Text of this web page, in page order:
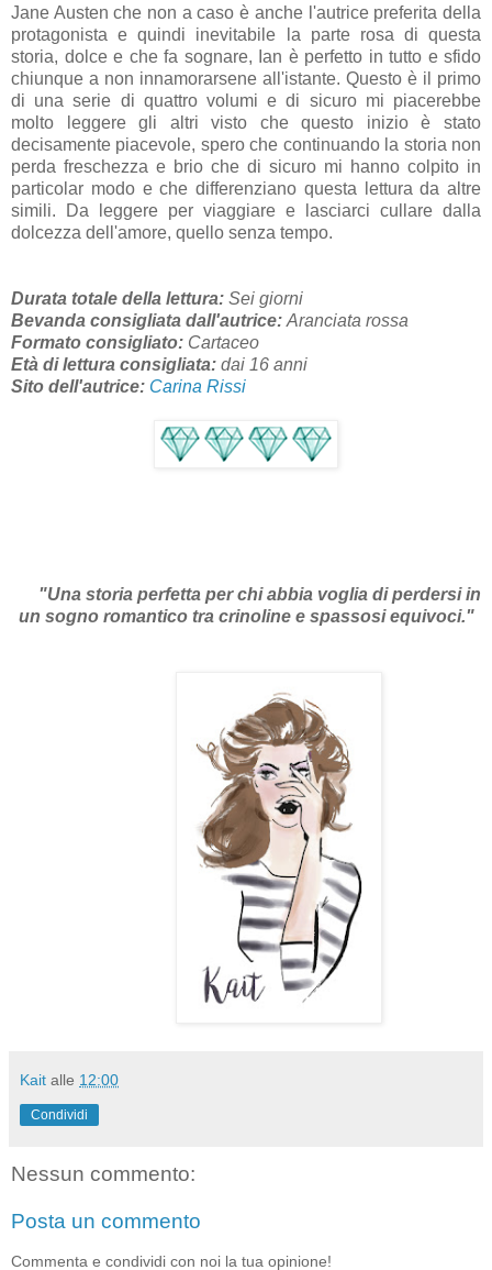
Jane Austen che non a caso è anche l'autrice preferita della
protagonista e quindi inevitabile la parte rosa di questa
storia, dolce e che fa sognare, Ian è perfetto in tutto e sfido
chiunque a non innamorarsene all'istante. Questo è il primo
di una serie di quattro volumi e di sicuro mi piacerebbe
molto leggere gli altri visto che questo inizio è stato
decisamente piacevole, spero che continuando la storia non
perda freschezza e brio che di sicuro mi hanno colpito in
particolar modo e che differenziano questa lettura da altre
simili. Da leggere per viaggiare e lasciarci cullare dalla
dolcezza dell'amore, quello senza tempo.
Durata totale della lettura: Sei giorni
Bevanda consigliata dall'autrice: Aranciata rossa
Formato consigliato: Cartaceo
Età di lettura consigliata: dai 16 anni
Sito dell'autrice: Carina Rissi
"Una storia perfetta per chi abbia voglia di perdersi in
un sogno romantico tra crinoline e spassosi equivoci."
Kait alle 12:00
Condividi
Nessun commento:
Posta un commento
Commenta e condividi con noi la tua opinione!